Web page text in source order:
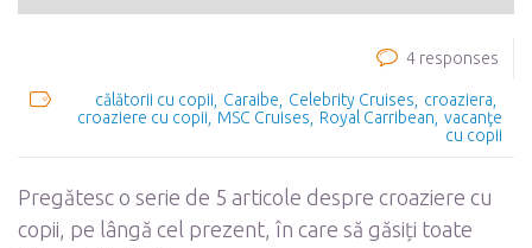
4 responses
călătorii cu copii Caraibe Celebrity Cruises
croaziera
croaziere cu copii
MSC Cruises Royal Carribean vacanţe
cu copii
Pregătesc o serie de 5 articole despre croaziere cu
copii, pe lângă cel prezent, în care să găsiți toate